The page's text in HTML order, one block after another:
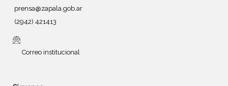
prensa@zapala.gob.ar
(2942) 421413
Correo institucional